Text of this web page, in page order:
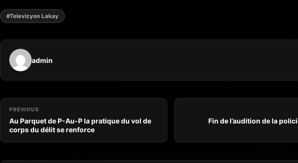
#Televizyon Lakay
admin
PREVIOUS
Au Parquet de P-Au-P la pratique du vol de
corps du délit se renforce
Fin de l’audition de la